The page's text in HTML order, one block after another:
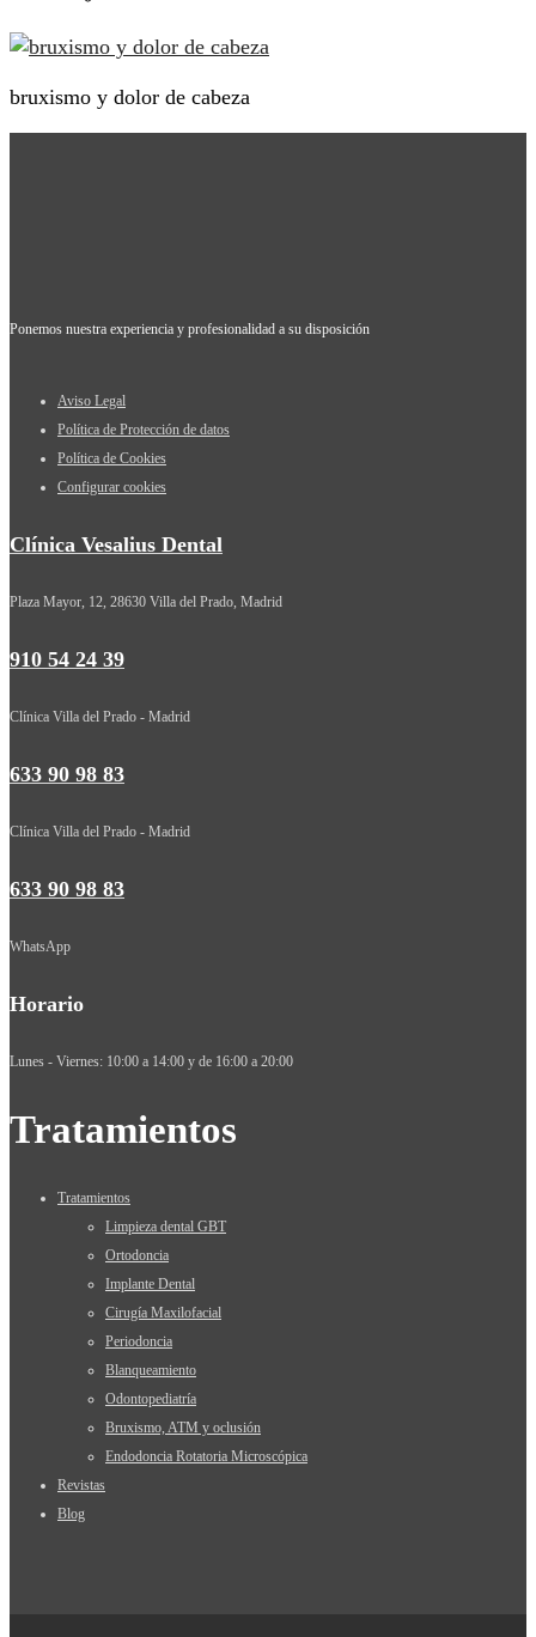
bruxismo y dolor de cabeza
Ponemos nuestra experiencia y profesionalidad a su disposición
Aviso Legal
Política de Protección de datos
Política de Cookies
Configurar cookies
Clínica Vesalius Dental
Plaza Mayor, 12, 28630 Villa del Prado, Madrid
910 54 24 39
Clínica Villa del Prado - Madrid
633 90 98 83
Clínica Villa del Prado - Madrid
633 90 98 83
WhatsApp
Horario
Lunes - Viernes: 10:00 a 14:00 y de 16:00 a 20:00
Tratamientos
Tratamientos
Limpieza dental GBT
Ortodoncia
Implante Dental
Cirugía Maxilofacial
Periodoncia
Blanqueamiento
Odontopediatría
Bruxismo, ATM y oclusión
Endodoncia Rotatoria Microscópica
Revistas
Blog